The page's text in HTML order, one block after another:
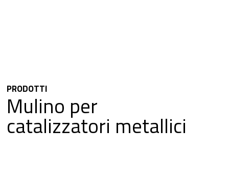
Mulino per
catalizzatori metallici
PRODOTTI